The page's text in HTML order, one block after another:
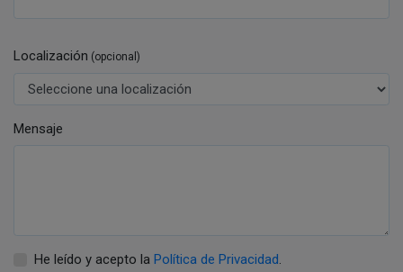
Localización (opcional)
Mensaje
He leído y acepto la Política de Privacidad.